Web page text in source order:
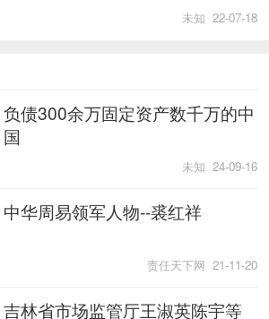
未知 22-07-18
负债300余万固定资产数千万的中
国
未知 24-09-16
中华周易领军人物--裘红祥
责任天下网 21-11-20
吉林省市场监管厅王淑英陈宇等